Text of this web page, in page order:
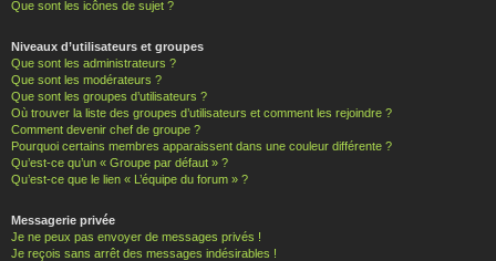
Que sont les icônes de sujet ?
Niveaux d’utilisateurs et groupes
Que sont les administrateurs ?
Que sont les modérateurs ?
Que sont les groupes d’utilisateurs ?
Où trouver la liste des groupes d’utilisateurs et comment les rejoindre ?
Comment devenir chef de groupe ?
Pourquoi certains membres apparaissent dans une couleur différente ?
Qu’est-ce qu’un « Groupe par défaut » ?
Qu’est-ce que le lien « L’équipe du forum » ?
Messagerie privée
Je ne peux pas envoyer de messages privés !
Je reçois sans arrêt des messages indésirables !